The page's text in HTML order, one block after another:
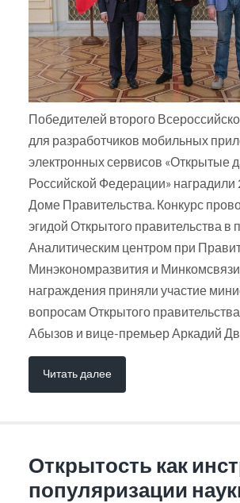
Победителей второго
для разработчиков мобильных
электронных сервисов «Открытые
Российской Федерации» наградили
Доме Правительства. Конкурс
эгидой Открытого правительства в
Аналитическим центром при
Минэкономразвития и
награждения приняли участие
вопросам Открытого
Абызов и вице-премьер Аркадий
Читать далее
Открытость как
популяризации